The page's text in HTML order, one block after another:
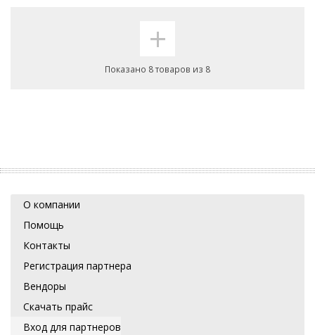
+
Показано 8 товаров из 8
О компании
Помощь
Контакты
Регистрация партнера
Вендоры
Скачать прайс
Вход для партнеров